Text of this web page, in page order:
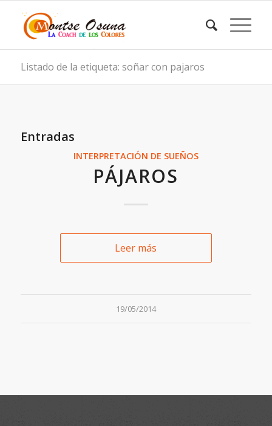
Listado de la etiqueta: soñar con pajaros
Entradas
INTERPRETACIÓN DE SUEÑOS
PÁJAROS
Leer más
19/05/2014